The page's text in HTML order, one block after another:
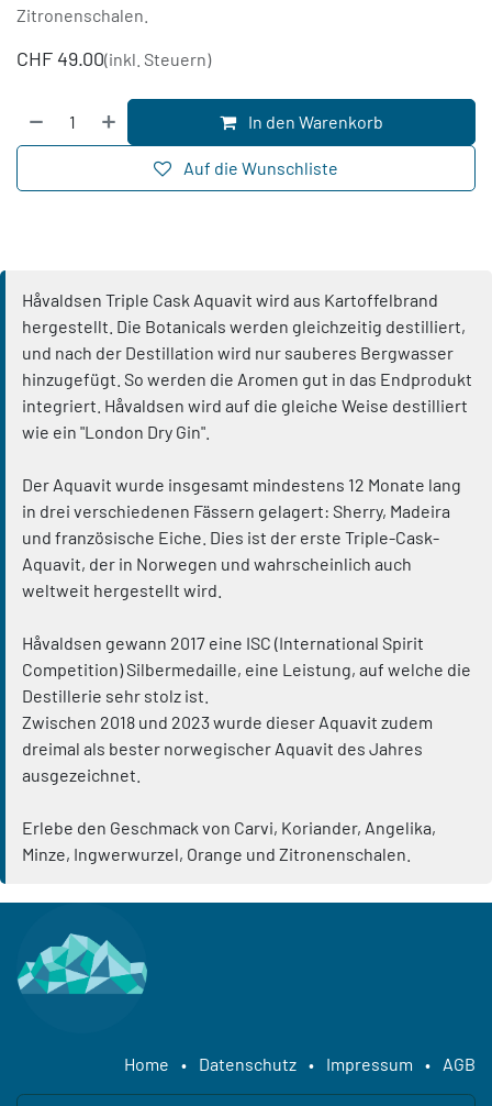
Zitronenschalen.
CHF 49.00(inkl. Steuern)
In den Warenkorb
Auf die Wunschliste
Håvaldsen Triple Cask Aquavit wird aus Kartoffelbrand
hergestellt. Die Botanicals werden gleichzeitig destilliert,
und nach der Destillation wird nur sauberes Bergwasser
hinzugefügt. So werden die Aromen gut in das Endprodukt
integriert. Håvaldsen wird auf die gleiche Weise destilliert
wie ein "London Dry Gin".
Der Aquavit wurde insgesamt mindestens 12 Monate lang
in drei verschiedenen Fässern gelagert: Sherry, Madeira
und französische Eiche. Dies ist der erste Triple-Cask-
Aquavit, der in Norwegen und wahrscheinlich auch
weltweit hergestellt wird.
Håvaldsen gewann 2017 eine ISC (International Spirit
Competition) Silbermedaille, eine Leistung, auf welche die
Destillerie sehr stolz ist.
Zwischen 2018 und 2023 wurde dieser Aquavit zudem
dreimal als bester norwegischer Aquavit des Jahres
ausgezeichnet.
Erlebe den Geschmack von Carvi, Koriander, Angelika,
Minze, Ingwerwurzel, Orange und Zitronenschalen.
Home • Datenschutz • Impressum • AGB